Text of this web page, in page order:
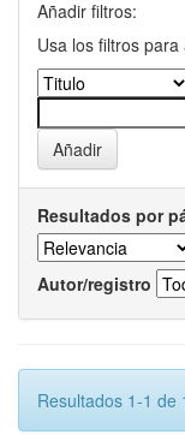
Añadir filtros:
Usa los filtros
Resultados por
Autor/registro
Resultados 1-1 de